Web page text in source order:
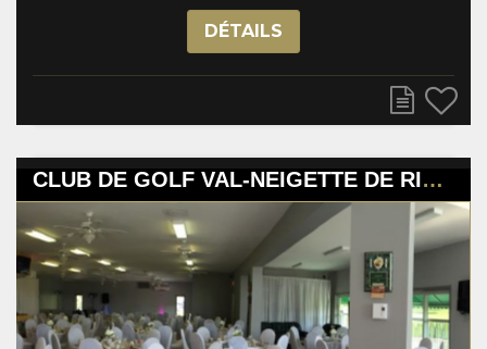
DÉTAILS
CLUB DE GOLF VAL-NEIGETTE DE RIMOUSKI